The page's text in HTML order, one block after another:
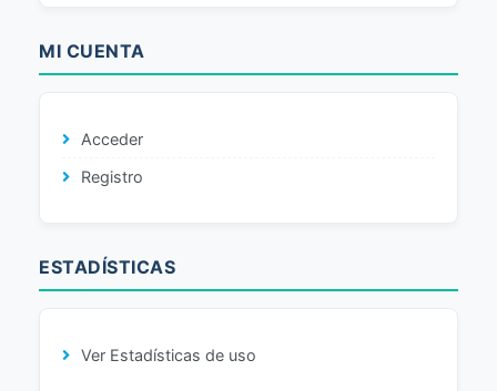
MI CUENTA
Acceder
Registro
ESTADÍSTICAS
Ver Estadísticas de uso